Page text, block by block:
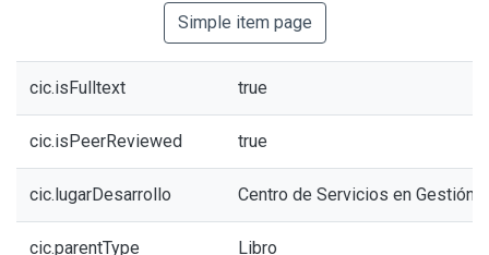
Simple item page
cic.isFulltext true
cic.isPeerReviewed true
cic.lugarDesarrollo Centro de Servicios en Gestión
cic.parentType Libro